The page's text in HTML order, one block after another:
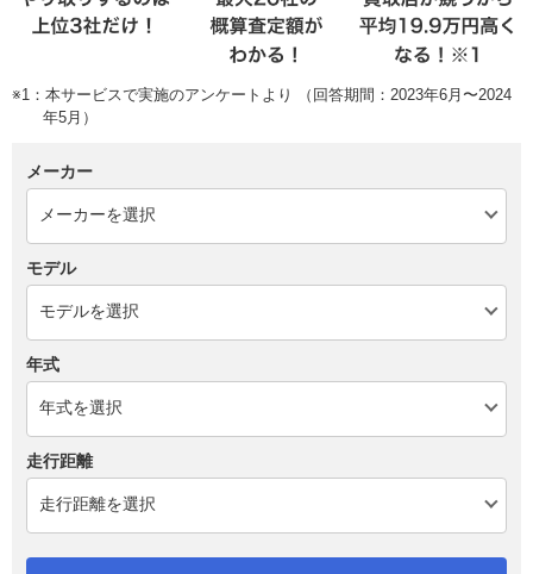
※1：本サービスで実施のアンケートより （回答期間：2023年6月〜2024
年5月）
メーカー
モデル
年式
走行距離